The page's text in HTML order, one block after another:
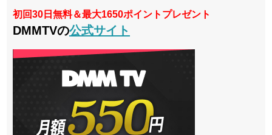
初回30日無料＆最大1650ポイントプレゼント
DMMTVの公式サイト